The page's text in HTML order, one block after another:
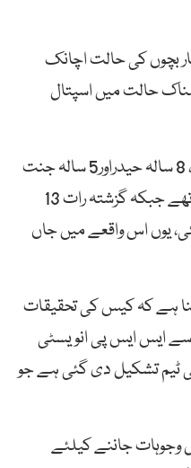
29 جون کو چار بچوں کی حالت اچانک
حالت میں اسپتال
بدقسمتی سے 11 سالہ نور فاطمہ، 8 سالہ حیدراور5 سالہ جنت
ابتدائی دنوں میں ہی دم توڑگئے تھے جبکہ گزشتہ رات 13
یوں اس واقعے میں جاں
ہے کہ کیس کی تحقیقات
ایس ایس پی انویسٹی
تشکیل دی گئی ہے جو
جاننے کیلئے